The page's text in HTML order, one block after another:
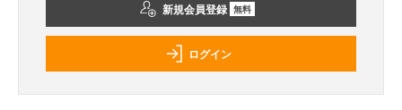
新規会員登録 無料
ログイン